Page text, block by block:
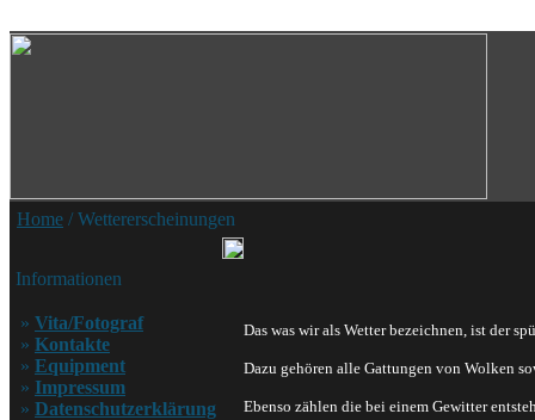
Home / Wettererscheinungen
Informationen
» Vita/Fotograf
» Kontakte
» Equipment
» Impressum
» Datenschutzerklärung
Das was wir als Wetter bezeichnen, ist der
Dazu gehören alle Gattungen von Wolken
Ebenso zählen die bei einem Gewitter